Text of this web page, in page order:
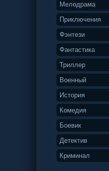
Мелодрама
Приключения
Фэнтези
Фантастика
Триллер
Военный
История
Комедия
Боевик
Детектив
Криминал